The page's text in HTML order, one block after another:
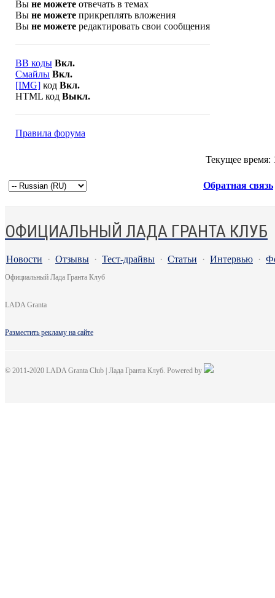
Вы не можете отвечать в темах
Вы не можете прикреплять вложения
Вы не можете редактировать свои сообщения
BB коды Вкл.
Смайлы Вкл.
[IMG] код Вкл.
HTML код Выкл.
Правила форума
Текущее время:
Обратная связь
ОФИЦИАЛЬНЫЙ ЛАДА ГРАНТА КЛУБ
Новости · Отзывы · Тест-драйвы · Статьи · Интервью ·
Официальный Лада Гранта Клуб
LADA Granta
Разместить рекламу на сайте
© 2011-2020 LADA Granta Club | Лада Гранта Клуб. Powered by